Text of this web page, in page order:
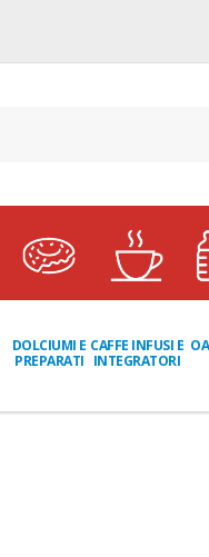
DOLCIUMI E
PREPARATI
CAFFE INFUSI E
INTEGRATORI